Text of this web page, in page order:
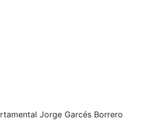
Jorge Garcés Borrero